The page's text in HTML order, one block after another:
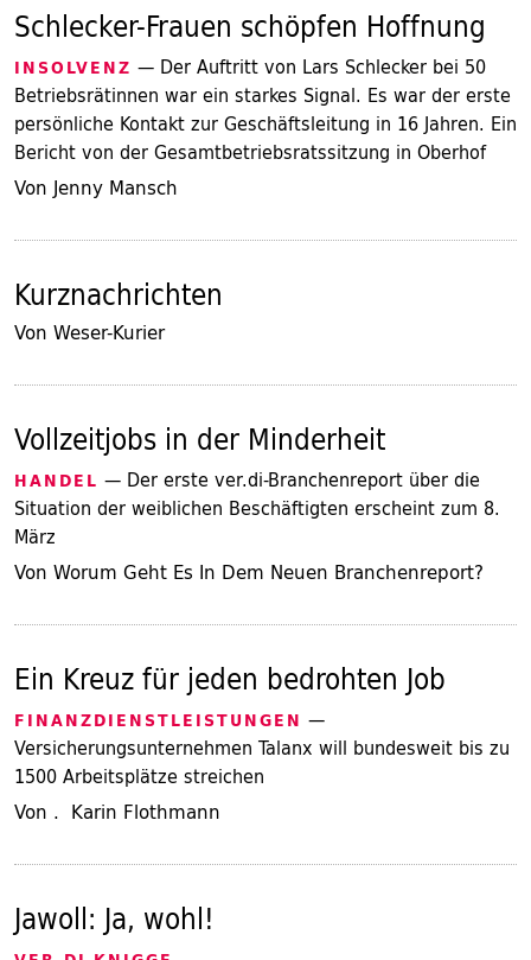
Schlecker-Frauen schöpfen Hoffnung
INSOLVENZ — Der Auftritt von Lars Schlecker bei 50
Betriebsrätinnen war ein starkes Signal. Es war der erste
persönliche Kontakt zur Geschäftsleitung in 16 Jahren. Ein
Bericht von der Gesamtbetriebsratssitzung in Oberhof
Von Jenny Mansch
Kurznachrichten
Von Weser-Kurier
Vollzeitjobs in der Minderheit
HANDEL — Der erste ver.di-Branchenreport über die
Situation der weiblichen Beschäftigten erscheint zum 8.
März
Von Worum Geht Es In Dem Neuen Branchenreport?
Ein Kreuz für jeden bedrohten Job
FINANZDIENSTLEISTUNGEN —
Versicherungsunternehmen Talanx will bundesweit bis zu
1500 Arbeitsplätze streichen
Von . Karin Flothmann
Jawoll: Ja, wohl!